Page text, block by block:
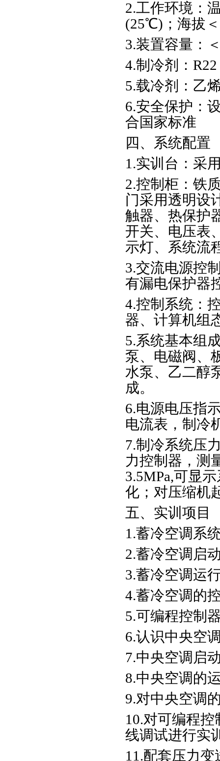
2.工作环境：
(25℃)；海拔
3.装置容量：
4.制冷剂：R22
5.载冷剂：乙
6.安全保护：
合国家标准
四、系统配置
1.实训台：采
2.控制柜：铁
门采用透明设
触器、热保护
开关、电压表
示灯、系统流
3.交流电源控
有漏电保护器
4.控制系统：
器、计算机组
5.系统基本组
泵、电磁阀、
水泵、乙二醇
成。
6.电源电压指
电流表，制冷
7.制冷系统压
力控制器，测
3.5MPa,可显
化；对压缩机
五、实训项目
1.蓄冷空调系
2.蓄冷空调启
3.蓄冷空调运
4.蓄冷空调的
5.可编程控制
6.认识中央空
7.中央空调启
8.中央空调的
9.对中央空调
10.对可编程
线调试进行实
11.配套压力